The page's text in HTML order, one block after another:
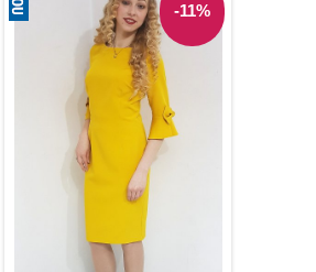
-11%